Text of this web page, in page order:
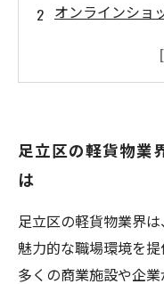
オンラインショ
自由な働き方の
軽貨物業界での
足立区における
これからの軽貨
方
足立区の軽貨物業
は
足立区の軽貨物業界
魅力的な職場環境を
多くの商業施設や企